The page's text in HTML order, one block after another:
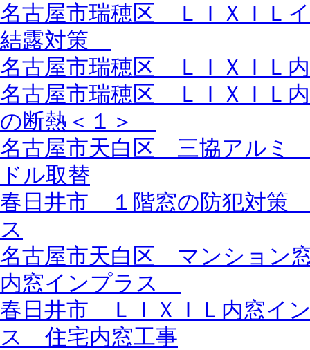
名古屋市瑞穂区 ＬＩＸＩ
結露対策
名古屋市瑞穂区 ＬＩＸＩ
名古屋市瑞穂区 ＬＩＸＩＬ
の断熱＜１＞
名古屋市天白区 三協アルミ
ドル取替
春日井市 １階窓の防犯対策
ス
名古屋市天白区 マンション
内窓インプラス
春日井市 ＬＩＸＩＬ内窓イ
ス 住宅内窓工事